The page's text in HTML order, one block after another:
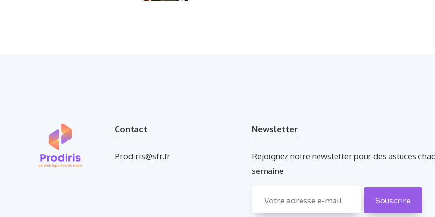
Contact
Prodiris@sfr.fr
Newsletter
Rejoignez notre newsletter pour des astuces
semaine